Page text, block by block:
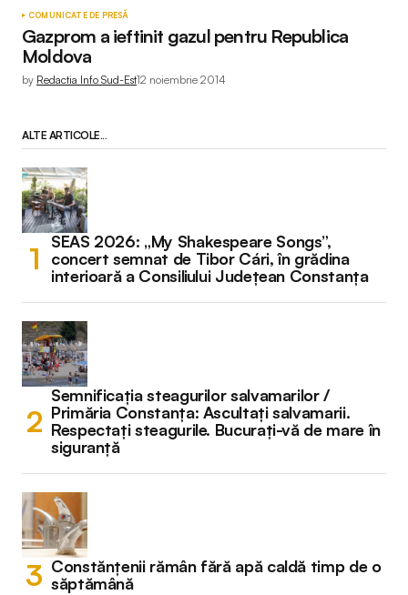
COMUNICATE DE PRESĂ
Gazprom a ieftinit gazul pentru Republica
Moldova
by Redactia Info Sud-Est12 noiembrie 2014
ALTE ARTICOLE...
SEAS 2026: „My Shakespeare Songs”,
concert semnat de Tibor Cári, în grădina
interioară a Consiliului Județean Constanța
Semnificația steagurilor salvamarilor /
Primăria Constanța: Ascultați salvamarii.
Respectați steagurile. Bucurați-vă de mare în
siguranță
Constănțenii rămân fără apă caldă timp de o
săptămână